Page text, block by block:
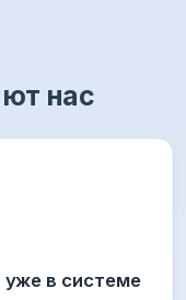
нас
в системе